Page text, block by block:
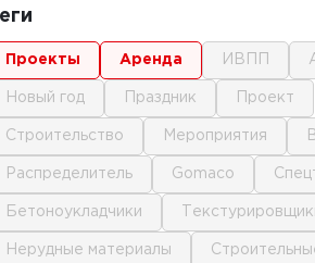
проекты аренда ИВПП
новый год праздник проект
строительство мероприятия
распределитель gomaco
бетоноукладчики
нерудные материалы